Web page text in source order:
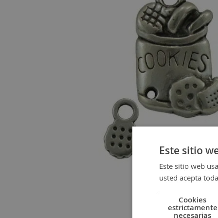
Este sitio
Este sitio web
usted acepta
Cookies
estrictamente
necesarias